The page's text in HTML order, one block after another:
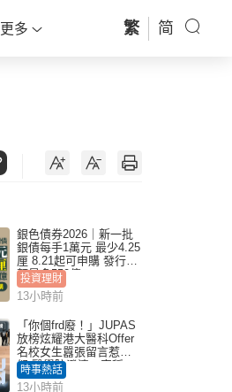
更多 繁 简
銀色債券2026｜新一批
銀債每手1萬元 最少4.25
厘 8.21起可申購 發行金
額最多550億
投資理財
13小時前
「你個frd廢！」JUPAS
放榜炫耀港大醫科Offer
名校女生囂張留言惹眾
怒 醫學院澄清：宣稱
「40.5分獲錄取」不符事
時事熱話
13小時前